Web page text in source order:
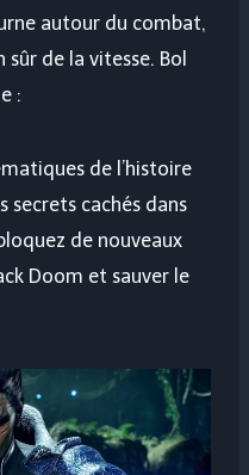
autour du combat,
de la vitesse. Bol
:
de l’histoire
secrets cachés dans
de nouveaux
Doom et sauver le